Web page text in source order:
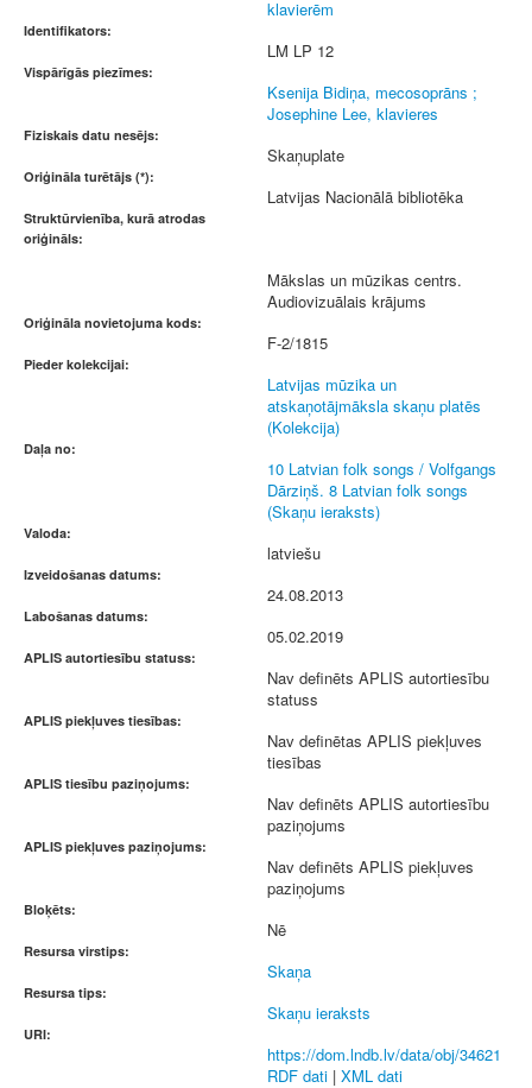
klavierēm
Identifikators:
LM LP 12
Vispārīgās piezīmes:
Ksenija Bidiņa, mecosoprāns ;
Josephine Lee, klavieres
Fiziskais datu nesējs:
Skaņuplate
Oriģināla turētājs (*):
Latvijas Nacionālā bibliotēka
Struktūrvienība, kurā atrodas
oriģināls:
Mākslas un mūzikas centrs.
Audiovizuālais krājums
Oriģināla novietojuma kods:
F-2/1815
Pieder kolekcijai:
Latvijas mūzika un
atskaņotājmāksla skaņu platēs
(Kolekcija)
Daļa no:
10 Latvian folk songs / Volfgangs
Dārziņš. 8 Latvian folk songs
(Skaņu ieraksts)
Valoda:
latviešu
Izveidošanas datums:
24.08.2013
Labošanas datums:
05.02.2019
APLIS autortiesību statuss:
Nav definēts APLIS autortiesību
statuss
APLIS piekļuves tiesības:
Nav definētas APLIS piekļuves
tiesības
APLIS tiesību paziņojums:
Nav definēts APLIS autortiesību
paziņojums
APLIS piekļuves paziņojums:
Nav definēts APLIS piekļuves
paziņojums
Bloķēts:
Nē
Resursa virstips:
Skaņa
Resursa tips:
Skaņu ieraksts
URI:
https://dom.lndb.lv/data/obj/34621
RDF dati | XML dati